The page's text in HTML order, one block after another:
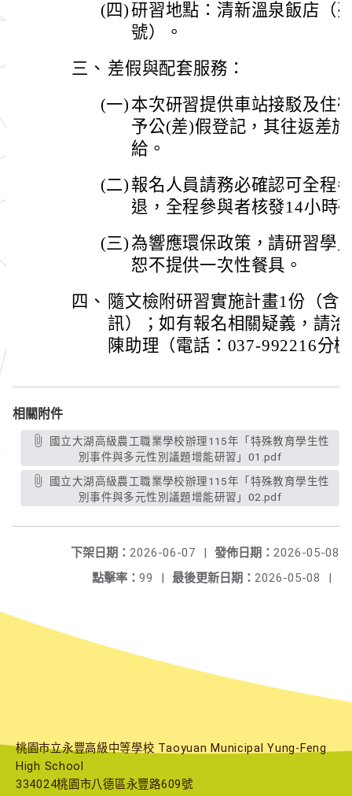
(四)研習地點：清新溫泉飯店（
號）。
三、 差假與配套服務：
(一) 本次研習提供車站接駁及住
予公(差)假登記，其往返差
給。
(二) 報名人員請務必確認可全程
退，全程參與者核發14小時
(三)為響應環保政策，請研習學
恕不提供一次性餐具。
四、 隨文檢附研習實施計畫1份（含
訊）；如有報名相關疑義，請
陳助理（電話：037-992216分
相關附件
別事件與多元性別議題增能研習」01.pdf
別事件與多元性別議題增能研習」02.pdf
發佈日期： 2026-05-08
下架日期： 2026-06-07
|
最後更新日期： 2026-05-08 |
點擊率： 99 |
桃園市立永豐高級中等學校 Taoyuan Municipal Yung-Feng
High School
334024桃園市八德區永豐路609號